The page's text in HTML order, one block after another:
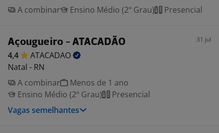
A combinar
Ensino Médio (2º Grau) Presencial
Açougueiro - ATACADÃO 31 jul
4,4
ATACADAO
Natal - RN
A combinar
Menos de 1 ano
Ensino Médio (2º Grau)
Presencial
Vagas semelhantes